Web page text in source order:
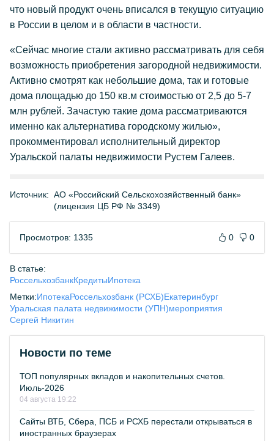
что новый продукт очень вписался в текущую ситуацию
в России в целом и в области в частности.
«Сейчас многие стали активно рассматривать для себя
возможность приобретения загородной недвижимости.
Активно смотрят как небольшие дома, так и готовые
дома площадью до 150 кв.м стоимостью от 2,5 до 5-7
млн рублей. Зачастую такие дома рассматриваются
именно как альтернатива городскому жилью»,
прокомментировал исполнительный директор
Уральской палаты недвижимости Рустем Галеев.
Источник: АО «Российский Сельскохозяйственный банк»
(лицензия ЦБ РФ № 3349)
Просмотров: 1335 0 0
В статье:
РоссельхозбанкКредитыИпотека
Метки:ИпотекаРоссельхозбанк (РСХБ)Екатеринбург
Уральская палата недвижимости (УПН)мероприятия
Сергей Никитин
Новости по теме
ТОП популярных вкладов и накопительных счетов.
Июль-2026
04 августа 19:22
Сайты ВТБ, Сбера, ПСБ и РСХБ перестали открываться в
иностранных браузерах